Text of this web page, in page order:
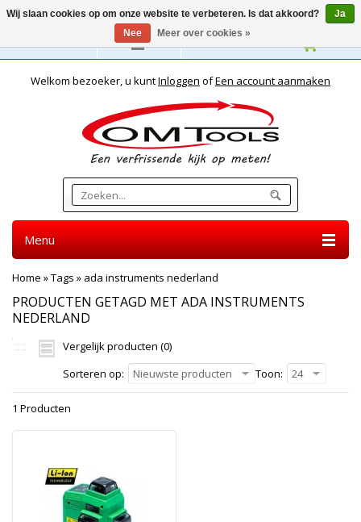
Nederlands
Welkom bezoeker, u kuntInloggen ofEen account aanmaken
Menu
Home »Tags » ada instruments nederland
PRODUCTEN GETAGD MET ADA INSTRUMENTS
NEDERLAND
Vergelijk producten (0)
Sorteren op:
Nieuwste producten Toon: 24
1 Producten
Wij slaan cookies op om onze website te verbeteren. Is dat akkoord?
Ja
Nee
Meer over cookies »